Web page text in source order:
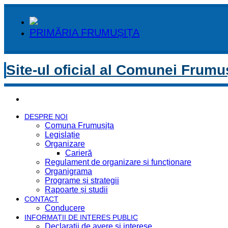
PRIMĂRIA FRUMUȘIȚA
Site-ul oficial al Comunei
DESPRE NOI
Comuna Frumușița
Legislație
Organizare
Carieră
Regulament de organizare și funcționare
Organigrama
Programe și strategii
Rapoarte și studii
CONTACT
Conducere
INFORMAȚII DE INTERES PUBLIC
Declaratii de avere si interese